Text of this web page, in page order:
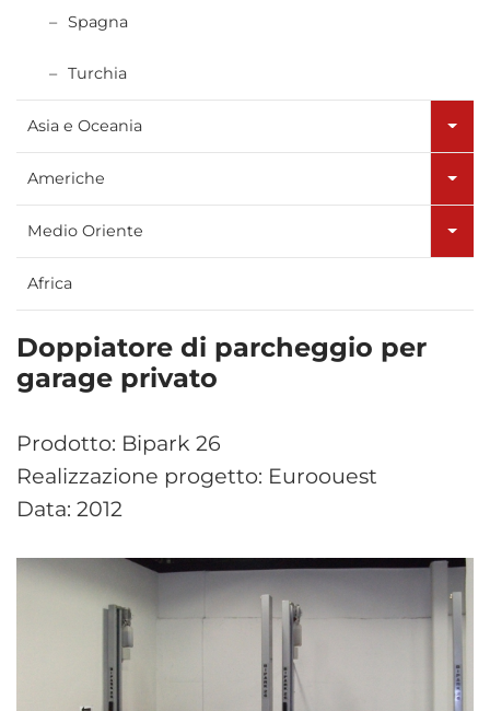
Spagna
Turchia
Asia e Oceania
Americhe
Medio Oriente
Africa
Doppiatore di parcheggio per
garage privato
Prodotto: Bipark 26
Realizzazione progetto: Euroouest
Data: 2012